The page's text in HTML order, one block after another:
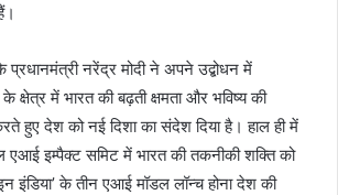
प्रधानमंत्री नरेंद्र मोदी ने अपने उद्बोधन में
क्षेत्र में भारत की बढ़ती क्षमता और भविष्य की
हुए देश को नई दिशा का संदेश दिया है। हाल ही में
एआई इम्पैक्ट समिट में भारत की तकनीकी शक्ति को
इंडिया’ के तीन एआई मॉडल लॉन्च होना देश की